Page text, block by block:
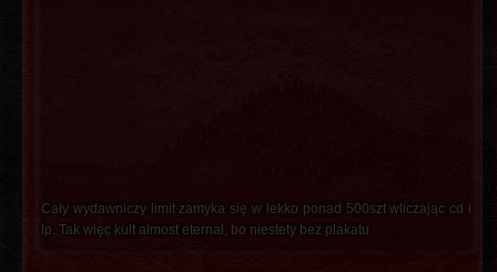
Cały wydawniczy limit zamyka się w lekko ponad 500szt wliczając cd i
lp. Tak więc kult almost eternal, bo niestety bez plakatu.